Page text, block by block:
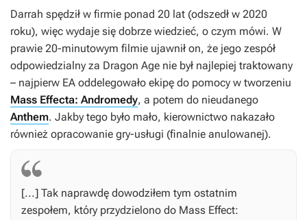
Darrah spędził w firmie ponad 20 lat (odszedł w 2020
roku), więc wydaje się dobrze wiedzieć, o czym mówi. W
prawie 20-minutowym filmie ujawnił on, że jego zespół
odpowiedzialny za Dragon Age nie był najlepiej traktowany
– najpierw EA oddelegowało ekipę do pomocy w tworzeniu
Mass Effecta: Andromedy, a potem do nieudanego
Anthem. Jakby tego było mało, kierownictwo nakazało
również opracowanie gry-usługi (finalnie anulowanej).
[...] Tak naprawdę dowodziłem tym ostatnim
zespołem, który przydzielono do Mass Effect: